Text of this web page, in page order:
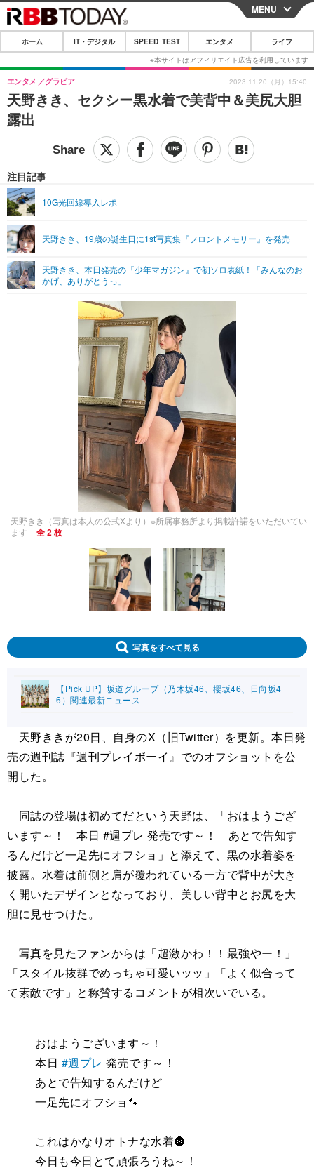
CLOSE
ホーム
IT・デジタル
IT・デジタルTOP スマートフォン
ショッピング その他
SPEED TEST
エンタメTOP 映画・ドラマ
グラビア ブログ
ショッピング その他
ライフTOP
リリース一覧
プッシュ通知の停止方法
MENU
ホーム IT・デジタル SPEED TEST エンタメ ライフ
天野きき、セクシー黒水着で美背中＆美尻大胆
露出
エンタメ グラビア
注目記事
10G光回線導入レポ
天野きき、19歳の誕生日に1st写真集『フロントメモリー』を発売
天野きき、本日発売の『少年マガジン』で初ソロ表紙！「みんなのお
かげ、ありがとうっ」
2023.11.20（月）15:40
天野きき（写真は本人の公式Xより）※所属事務所より掲載許諾をいただいてい
ます
全 2 枚
写真をすべて見る
【Pick UP】坂道グループ（乃木坂46、櫻坂46、日向坂4
6）関連最新ニュース
天野ききが20日、自身のX（旧Twitter）を更新。本日発
売の週刊誌『週刊プレイボーイ』でのオフショットを公
開した。
同誌の登場は初めてだという天野は、「おはようござ
います～！ 本日 #週プレ 発売です～！ あとで告知す
るんだけど一足先にオフショ」と添えて、黒の水着姿を
披露。水着は前側と肩が覆われている一方で背中が大き
く開いたデザインとなっており、美しい背中とお尻を大
胆に見せつけた。
写真を見たファンからは「超激かわ！！最強やー！」
「スタイル抜群でめっちゃ可愛いッッ」「よく似合って
て素敵です」と称賛するコメントが相次いでいる。
おはようございます～！
本日 #週プレ 発売です～！
あとで告知するんだけど
一足先にオフショ🐾
これはかなりオトナな水着🌚
今日も今日とて頑張ろうね～！